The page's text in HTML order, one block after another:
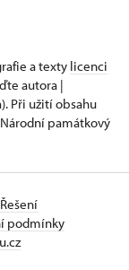
a texty licenci
autora |
Při užití obsahu
památkový
Řešení
podmínky